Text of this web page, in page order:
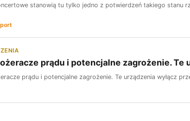
stanowią tu tylko jedno z potwierdzeń takiego stanu
prądu i potencjalne zagrożenie. Te
prądu i potencjalne zagrożenie. Te urządzenia wyłącz